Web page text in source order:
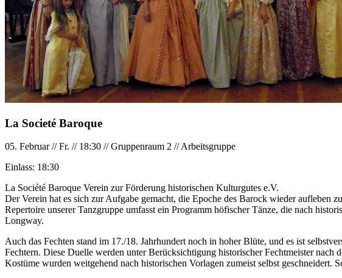
La Societé Baroque
05. Februar//Fr. // 18:30 //Gruppenraum 2 //Arbeitsgruppe
Einlass: 18:30
La Société Baroque Verein zur Förderung historischen Kulturgutes e.V.
Der Verein hat es sich zur Aufgabe gemacht, die Epoche des Barock wieder aufleben
Repertoire unserer Tanzgruppe umfasst ein Programm höfischer Tänze, die nach
Longway.
Auch das Fechten stand im 17./18. Jahrhundert noch in hoher Blüte, und es ist
Fechtern. Diese Duelle werden unter Berücksichtigung historischer Fechtmeister nach
Kostüme wurden weitgehend nach historischen Vorlagen zumeist selbst